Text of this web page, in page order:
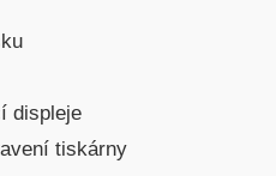
displeje
tiskárny